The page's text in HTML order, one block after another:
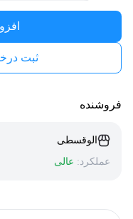
ثبت
فروشنده
الوقسطی
عملکرد: عالی